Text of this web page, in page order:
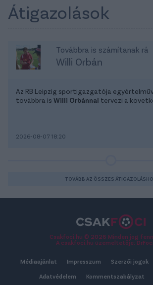
Átigazolások
Továbbra is számítanak rá
Willi Orbán
Az RB Leipzig sportigazgatója
továbbra is Willi Orbánnal tervezi a
2026-08-07 18:20
TOVÁBB AZ ÖSSZES
Csakfoci.hu © 2026 Minden jog
A csakfoci.hu üzemeltetője:
Médiaajánlat Impresszum Szerzői jogok
Adatvédelem Kommentszabályzat